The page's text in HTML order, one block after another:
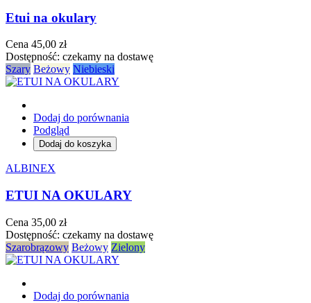
Etui na okulary
Cena 45,00 zł
Dostępność: czekamy na dostawę
Szary Beżowy Niebieski
Dodaj do porównania
Podgląd
Dodaj do koszyka
ALBINEX
ETUI NA OKULARY
Cena 35,00 zł
Dostępność: czekamy na dostawę
Szarobrązowy Beżowy Zielony
Dodaj do porównania